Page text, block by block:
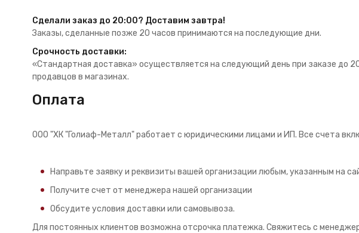
Сделали заказ до 20:00? Доставим завтра!
Заказы, сделанные позже 20 часов принимаются на последующие дни.
Срочность доставки:
«Стандартная доставка» осуществляется на следующий день при заказе
продавцов в магазинах.
Оплата
ООО "ХК "Голиаф-Металл" работает с юридическими лицами и ИП. Все счета
Направьте заявку и реквизиты вашей организации любым, указанным на
Получите счет от менеджера нашей организации
Обсудите условия доставки или самовывоза.
Для постоянных клиентов возможна отсрочка платежка. Свяжитесь с